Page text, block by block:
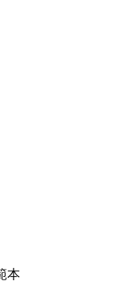
本